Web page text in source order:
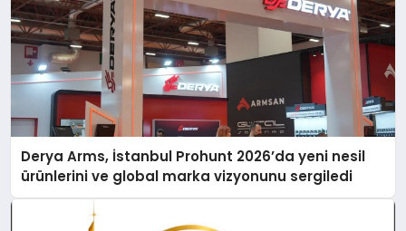
Derya Arms, İstanbul Prohunt 2026’da yeni nesil
ürünlerini ve global marka vizyonunu sergiledi